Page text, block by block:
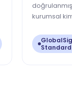
doğrulanmış
kurumsal
Standard